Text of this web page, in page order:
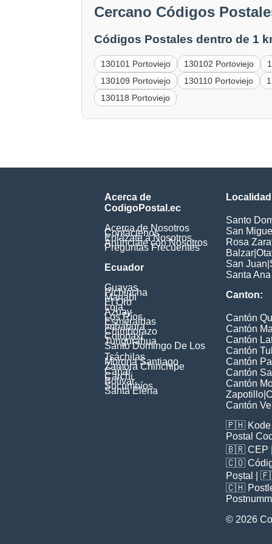
Cercano Códigos
Códigos Postales dentro de 1
130101 Portoviejo 130102 Portoviejo
130109 Portoviejo
130110 Portoviejo
130118 Portoviejo
Acerca de
CodigoPostal.ec
Acerca de Nosotros
Contáctenos
Enlázate a Nosotros
Anúnciate con Nosotros
Preguntas Frecuentes
Ecuador
Guayas
Pichincha
Manabí
El Oro
Loja
Azuay
Los Ríos
Esmeraldas
Imbabura
Chimborazo
Cotopaxi
Tungurahua
Santo Domingo De Los
Tsáchilas
Morona Santiago
Zamora Chinchipe
Cañar
Carchi
Bolívar
Sucumbíos
Santa Elena
Santo
San
Rosa
Balzar
San Juan
Santa
Canton:
Cantón
Cantón
Cantón
Cantón
Cantón
Cantón
Cantón
Zapotillo
Cantón
🇵🇭
Postal
🇧🇷 CEP
🇨🇴
Poștal
|
🇨🇭
© 2026